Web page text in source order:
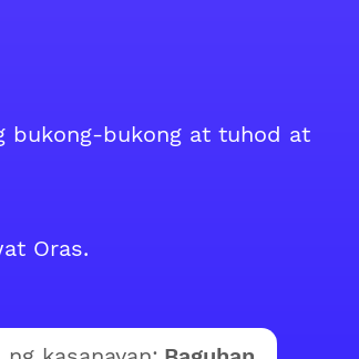
bukong-bukong at tuhod at
Oras.